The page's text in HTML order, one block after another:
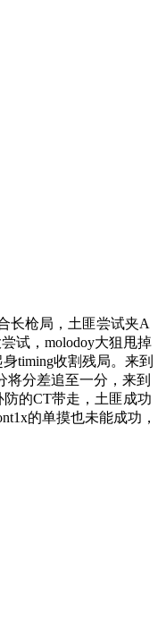
长枪局，土匪尝试夹A
试，molodoy大狙甩掉
timing收割残局。来到
将分差追至一分，来到
的CT带走，土匪成功
的单摸也未能成功，